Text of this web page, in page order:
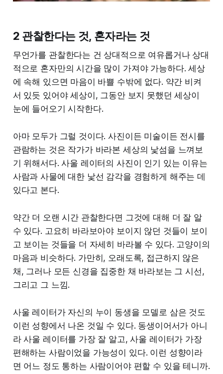
2 관찰한다는 것, 혼자라는 것
무언가를 관찰한다는 건 상대적으로 여유롭거나 상대
적으로 혼자만의 시간을 많이 가져야 가능하다. 세상
에 속해 있으면 마음이 바쁠 수밖에 없다. 약간 비켜
서 있듯 있어야 세상이, 그동안 보지 못했던 세상이
눈에 들어오기 시작한다.
아마 모두가 그럴 것이다. 사진이든 미술이든 전시를
관람하는 것은 작가가 바라본 세상의 낯섬을 느껴보
기 위해서다. 사울 레이터의 사진이 인기 있는 이유는
사람과 사물에 대한 낯선 감각을 경험하게 해주는 데
있다고 본다.
약간 더 오랜 시간 관찰한다면 그것에 대해 더 잘 알
수 있다. 고요히 바라보아야 보이지 않던 것들이 보이
고 보이는 것들을 더 자세히 바라볼 수 있다. 고양이의
마음과 비슷하다. 가만히, 오래도록, 접근하지 않은
채, 그러나 모든 신경을 집중한 채 바라보는 그 시선,
그리고 그 느낌.
사울 레이터가 자신의 누이 동생을 모델로 삼은 것도
이런 성향에서 나온 것일 수 있다. 동생이어서가 아니
라 사울 레이터를 가장 잘 알고, 사울 레이터가 가장
편해하는 사람이었을 가능성이 있다. 이런 성향이라
면 어느 정도 통하는 사람이어야 편할 수 있을 테니까.